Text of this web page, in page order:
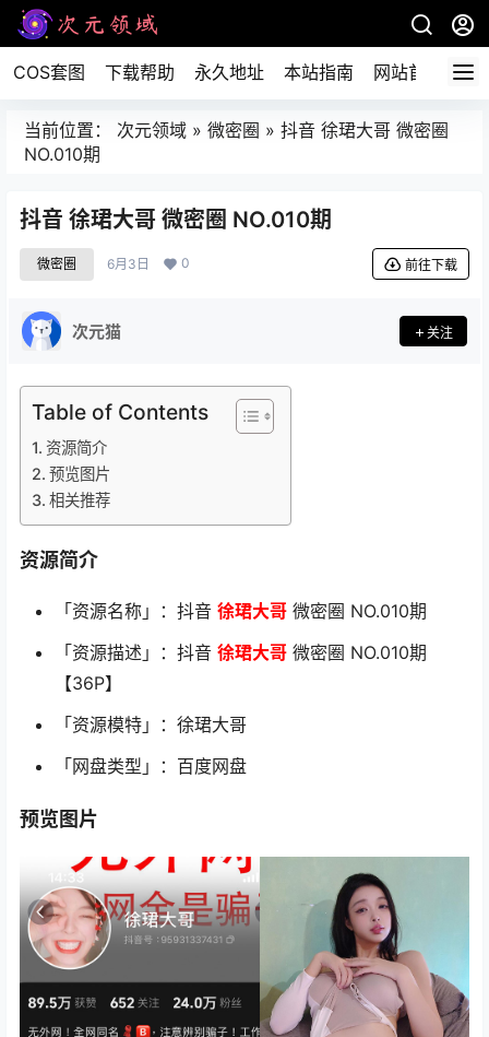
COS套图 下载帮助 永久地址 本站指南 网站首页
当前位置： 次元领域 » 微密圈 » 抖音 徐珺大哥 微密圈
NO.010期
抖音 徐珺大哥 微密圈 NO.010期
微密圈 6月3日 0 前往下载
次元猫 关注
Table of Contents
资源简介
预览图片
相关推荐
资源简介
「资源名称」：抖音 徐珺大哥 微密圈 NO.010期
「资源描述」：抖音 徐珺大哥 微密圈 NO.010期
【36P】
「资源模特」：徐珺大哥
「网盘类型」：百度网盘
预览图片